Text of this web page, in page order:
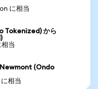
に相当
Tokenized) から
当
(Ondo
相当